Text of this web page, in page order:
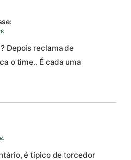
Depois reclama de
o time.. É cada uma
é típico de torcedor